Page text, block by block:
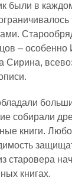
были в
– особенно
Сирина,
собирали
книги.
старовера
книгах.